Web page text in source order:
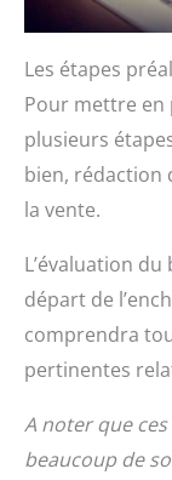
Les étapes
Pour mettre en
plusieurs
bien, rédaction
la vente.
L’évaluation
départ de
comprendra
pertinentes
A noter que
beaucoup de